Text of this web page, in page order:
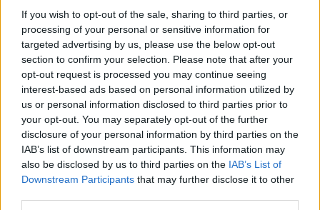
If you wish to opt-out of the sale, sharing to third parties, or
processing of your personal or sensitive information for
targeted advertising by us, please use the below opt-out
section to confirm your selection. Please note that after your
opt-out request is processed you may continue seeing
interest-based ads based on personal information utilized by
us or personal information disclosed to third parties prior to
your opt-out. You may separately opt-out of the further
disclosure of your personal information by third parties on the
IAB’s list of downstream participants. This information may
also be disclosed by us to third parties on the IAB’s List of
Downstream Participants that may further disclose it to other
gallurese: gli appuntamenti da non perdere
Lettini e arredi abusivi sulla spiaggia libera,
sequestri a Olbia e Arzachena
È morto Francesco Guccini, il maestro che
rifiutò la Costa Smeralda
Nuovo sportello rifiuti a Palau, una svolta per gli
utenti